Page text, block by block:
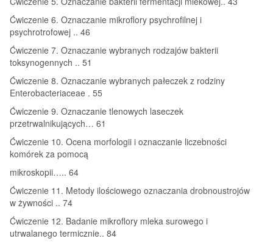
Ćwiczenie 6. Oznaczanie mikroflory psychrofilnej i
psychrotrofowej .. 46
Ćwiczenie 7. Oznaczanie wybranych rodzajów bakterii
toksynogennych .. 51
Ćwiczenie 8. Oznaczanie wybranych pałeczek z rodziny
Enterobacteriaceae . 55
Ćwiczenie 9. Oznaczanie tlenowych laseczek
przetrwalnikujących… 61
Ćwiczenie 10. Ocena morfologii i oznaczanie liczebności
komórek za pomocą
mikroskopii….. 64
Ćwiczenie 11. Metody ilościowego oznaczania drobnoustrojów
w żywności .. 74
Ćwiczenie 12. Badanie mikroflory mleka surowego i
utrwalanego termicznie.. 84